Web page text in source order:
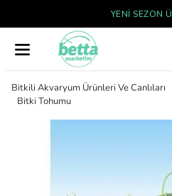
YENI SEZON
Bitkili Akvaryum Ürünleri Ve Canlıları
Bitki Tohumu